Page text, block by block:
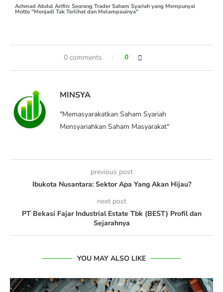
Achmad Abdul Arifin: Seorang Trader Saham Syariah yang Mempunyai
Motto "Menjadi Tak Terlihat dan Melampauinya"
0 comments 0
MINSYA
"Memasyarakatkan Saham Syariah
Mensyariahkan Saham Masyarakat"
previous post
Ibukota Nusantara: Sektor Apa Yang Akan Hijau?
next post
PT Bekasi Fajar Industrial Estate Tbk (BEST) Profil dan
Sejarahnya
YOU MAY ALSO LIKE